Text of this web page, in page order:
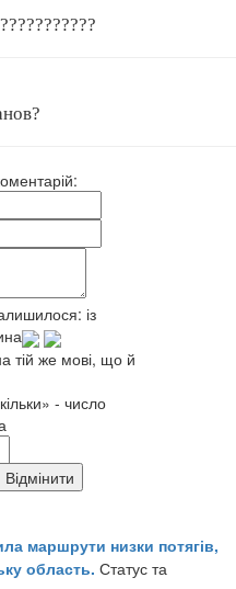
із
тій же мові, що й
- число
маршрути низки потягів,
область. Статус та